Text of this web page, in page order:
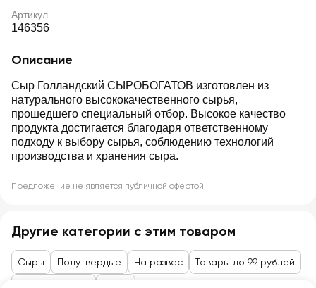
Артикул
146356
Описание
Сыр Голландский СЫРОБОГАТОВ изготовлен из
натурального высококачественного сырья,
прошедшего специальный отбор. Высокое качество
продукта достигается благодаря ответственному
подходу к выбору сырья, соблюдению технологий
производства и хранения сыра.
Предложение не является публичной офертой
Другие категории с этим товаром
Сыры Полутвердые На развес Товары до 99 рублей